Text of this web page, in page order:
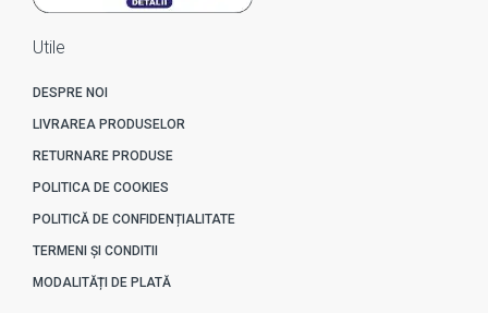
Utile
DESPRE NOI
LIVRAREA PRODUSELOR
RETURNARE PRODUSE
POLITICA DE COOKIES
POLITICĂ DE CONFIDENȚIALITATE
TERMENI ȘI CONDITII
MODALITĂȚI DE PLATĂ